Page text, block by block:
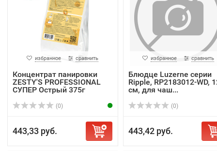
избранное сравнить
Концентрат панировки
ZESTY'S PROFESSIONAL
СУПЕР Острый 375г
(0)
443,33 руб.
избранное сравнить
Блюдце Luzerne серии
Ripple, RP2183012-WD,
см, для чаш...
(0)
443,42 руб.